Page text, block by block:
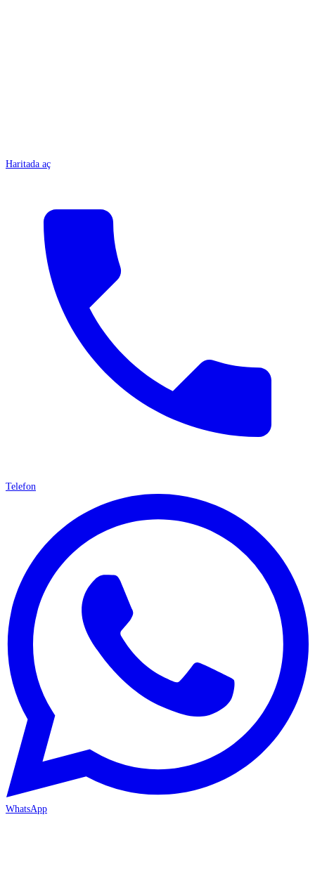
Haritada aç
Telefon
WhatsApp